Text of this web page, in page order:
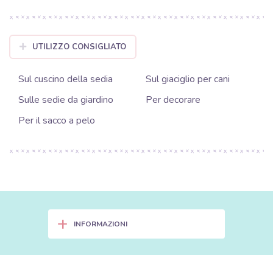
UTILIZZO CONSIGLIATO
Sul cuscino della sedia
Sul giaciglio per cani
Sulle sedie da giardino
Per decorare
Per il sacco a pelo
+ INFORMAZIONI